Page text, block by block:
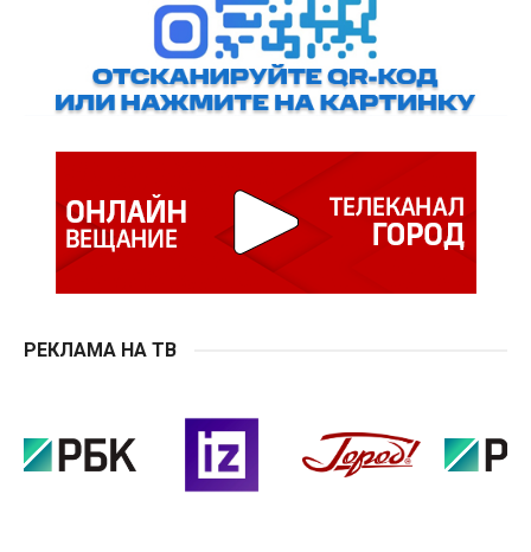
РЕКЛАМА НА ТВ